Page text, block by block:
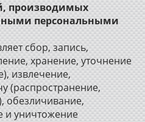
производимых
персональными
сбор, запись,
хранение, уточнение
извлечение,
(распространение,
обезличивание,
и уничтожение